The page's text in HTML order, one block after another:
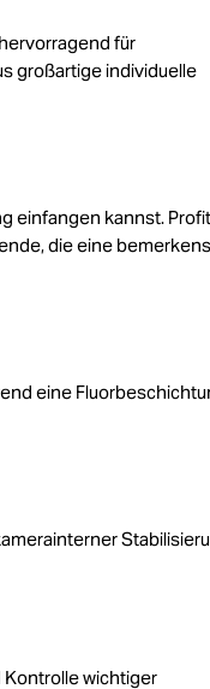
für
großartige individuelle
einfangen kannst.
die eine
eine
wichtiger